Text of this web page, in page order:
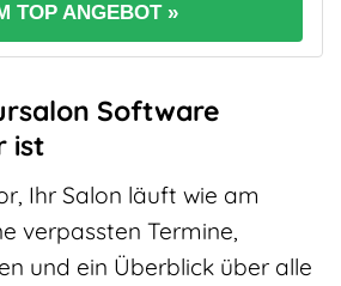
TOP ANGEBOT »
Software
ist
Ihr Salon läuft wie am
verpassten Termine,
und ein Überblick über alle